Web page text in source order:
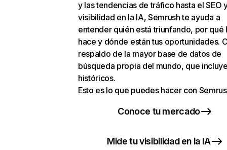
y las tendencias de tráfico hasta el SEO
visibilidad en la IA, Semrush te ayuda a
entender quién está triunfando, por qué
hace y dónde están tus oportunidades.
respaldo de la mayor base de datos de
búsqueda propia del mundo, que
históricos.
Esto es lo que puedes hacer con
Conoce tu mercado
Mide tu visibilidad en la IA